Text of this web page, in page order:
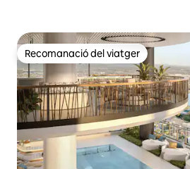
Recomanació del viatger
Recomanació del viatger